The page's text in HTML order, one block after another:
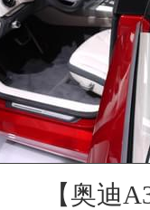
【奥迪